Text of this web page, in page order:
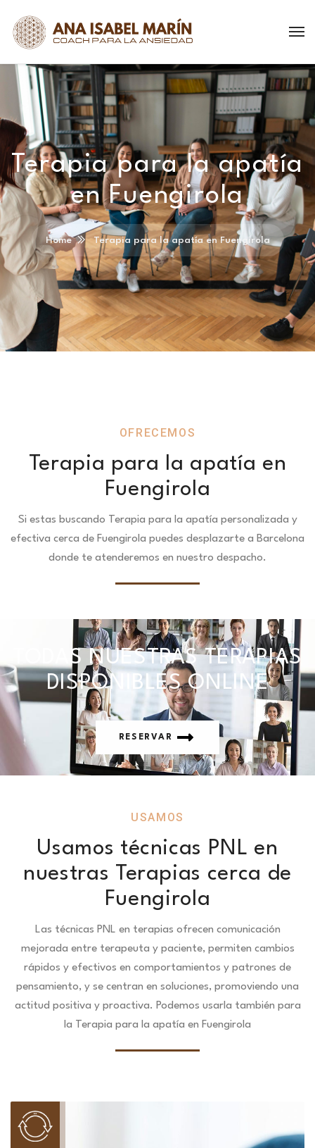
Terapia para la apatía
en Fuengirola
Home Terapia para la apatía en Fuengirola
OFRECEMOS
Terapia para la apatía en
Fuengirola
Si estas buscando Terapia para la apatía personalizada y
efectiva cerca de Fuengirola puedes desplazarte a Barcelona
donde te atenderemos en nuestro despacho.
TODAS NUESTRAS TERAPIAS
DISPONIBLES ONLINE
RESERVAR
USAMOS
Usamos técnicas PNL en
nuestras Terapias cerca de
Fuengirola
Las técnicas PNL en terapias ofrecen comunicación
mejorada entre terapeuta y paciente, permiten cambios
rápidos y efectivos en comportamientos y patrones de
pensamiento, y se centran en soluciones, promoviendo una
actitud positiva y proactiva. Podemos usarla también para
la Terapia para la apatía en Fuengirola